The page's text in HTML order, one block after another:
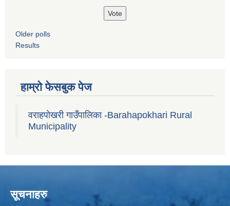
Older polls
Results
हाम्रो फेसबुक पेज
वराहपोखरी गाउँपालिका -Barahapokhari Rural
Municipality
सूचनाहरु